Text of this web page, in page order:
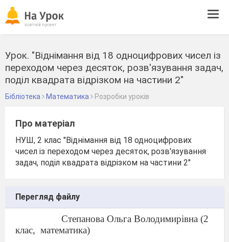
Урок. "Віднімання від 18 одноцифрових чисел із
переходом через десяток, розв'язування задач,
поділ квадрата відрізком на частини 2"
Бібліотека Математика Розробки уроків
Про матеріал
НУШ, 2 клас "Віднімання від 18 одноцифрових
чисел із переходом через десяток, розв'язування
задач, поділ квадрата відрізком на частини 2"
Перегляд файлу
Степанова Ольга Володимирівна (2
клас, математика)